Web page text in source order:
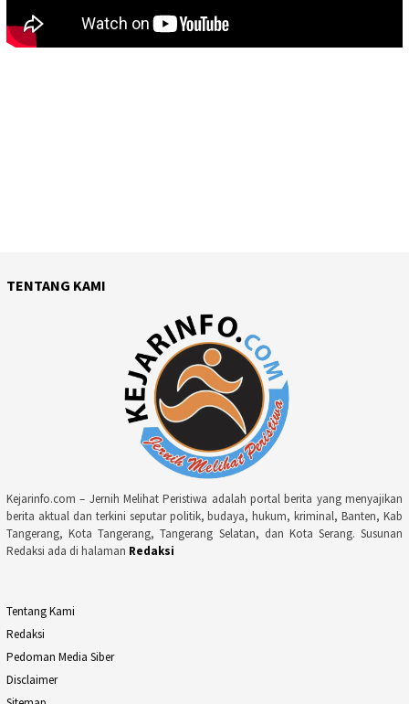
TENTANG KAMI
Kejarinfo.com – Jernih Melihat Peristiwa adalah portal berita yang menyajikan
berita aktual dan terkini seputar politik, budaya, hukum, kriminal, Banten, Kab
Tangerang, Kota Tangerang, Tangerang Selatan, dan Kota Serang. Susunan
Redaksi ada di halaman Redaksi
Tentang Kami
Redaksi
Pedoman Media Siber
Disclaimer